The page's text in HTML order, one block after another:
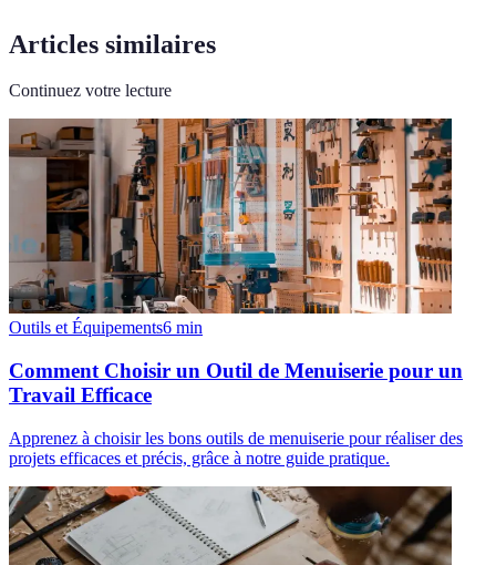
Articles similaires
Continuez votre lecture
Outils et Équipements6 min
Comment Choisir un Outil de Menuiserie pour un
Travail Efficace
Apprenez à choisir les bons outils de menuiserie pour réaliser des
projets efficaces et précis, grâce à notre guide pratique.